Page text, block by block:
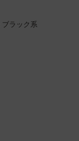
ブラック系